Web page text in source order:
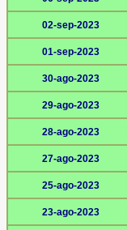
02-sep-2023
01-sep-2023
30-ago-2023
29-ago-2023
28-ago-2023
27-ago-2023
25-ago-2023
23-ago-2023